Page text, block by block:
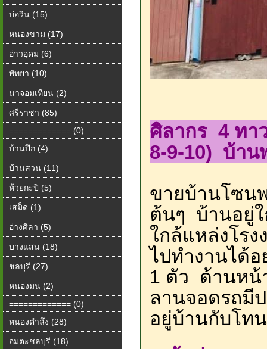
บ่อวิน (15)
หนองขาม (17)
อ่าวอุดม (6)
พัทยา (10)
นาจอมเทียน (2)
ศรีราชา (85)
============= (0)
บ้านปึก (4)
บ้านสวน (11)
ห้วยกะปิ (5)
เสม็ด (1)
อ่างศิลา (5)
บางแสน (18)
ชลบุรี (27)
หนองมน (2)
============= (0)
หนองตำลึง (28)
อมตะชลบุรี (18)
ศิลากร 4​ ทา
8-9-10) บ้า
ขายบ้านโซน
ต้นๆ บ้านอยู่ใ
ใกล้แหล่งโร
ไปทำงานได้
1 ตัว ด้านหน้
ลานจอดรถมี
อยู่บ้านกับโท